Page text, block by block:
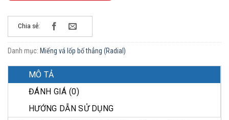
Chia sẻ:
Danh mục: Miếng vá lốp bố thẳng (Radial)
MÔ TẢ
ĐÁNH GIÁ (0)
HƯỚNG DẪN SỬ DỤNG